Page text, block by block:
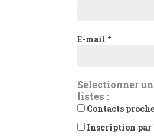
E-mail *
Sélectionner
listes :
Contacts
Inscription par